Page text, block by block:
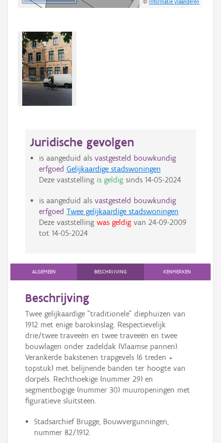
©Informatie Vlaanderen
Juridische gevolgen
is aangeduid als vastgesteld bouwkundig
erfgoed Gelijkaardige stadswoningen
Deze vaststelling is geldigsinds 14-05-2024
is aangeduid als vastgesteld bouwkundig
erfgoed Twee gelijkaardige stadswoningen
Deze vaststelling was geldigvan 24-09-2009
tot 14-05-2024
ALGEMEEN BESCHRIJVING KENMERKEN
Beschrijving
Twee gelijkaardige "traditionele" diephuizen van
1912 met enige barokinslag. Respectievelijk
drie/twee traveeën en twee traveeën en twee
bouwlagen onder zadeldak (Vlaamse pannen).
Verankerde bakstenen trapgevels (6 treden +
topstuk) met belijnende banden ter hoogte van
dorpels. Rechthoekige (nummer 29) en
segmentbogige (nummer 30) muuropeningen met
figuratieve sluitsteen.
Stadsarchief Brugge, Bouwvergunningen,
nummer 82/1912.